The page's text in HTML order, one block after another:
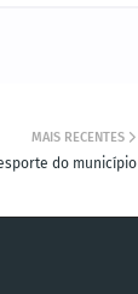
MAIS RECENTES
do município